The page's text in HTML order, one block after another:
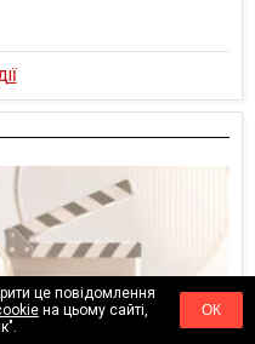
це повідомлення
на цьому сайті,
ОК